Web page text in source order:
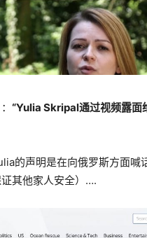
“Yulia Skripal通过视频露面
的声明是在向俄罗斯方面喊
证其他家人安全）….